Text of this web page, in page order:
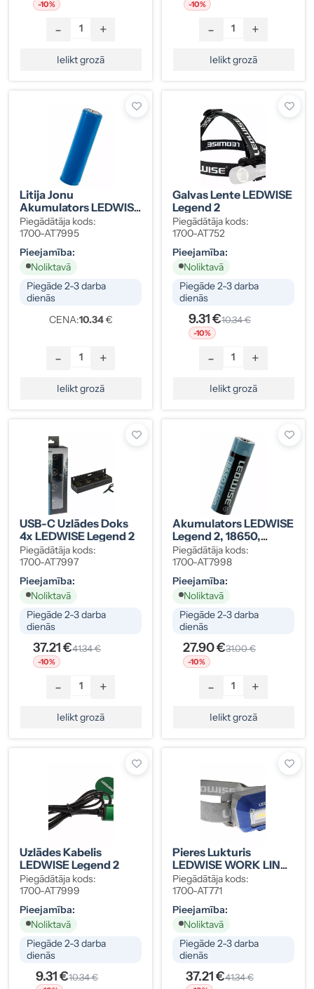
-10%
- +
Ielikt grozā
-10%
- +
Ielikt grozā
Litija Jonu
Akumulators LEDWISE
Battery SP ECOKIT
18650 2200mAh
Piegādātāja kods:
1700-AT7995
Pieejamība:
Noliktavā
Piegāde 2-3 darba
dienās
CENA:10.34€
- +
Ielikt grozā
Galvas Lente LEDWISE
Legend 2
Piegādātāja kods:
1700-AT752
Pieejamība:
Noliktavā
Piegāde 2-3 darba
dienās
9.31 €10.34 €
-10%
- +
Ielikt grozā
USB-C Uzlādes Doks
4x LEDWISE Legend 2
Piegādātāja kods:
1700-AT7997
Pieejamība:
Noliktavā
Piegāde 2-3 darba
dienās
37.21 €41.34 €
-10%
- +
Ielikt grozā
Akumulators LEDWISE
Legend 2, 18650,
3500mAh, 12,6Wh
Piegādātāja kods:
1700-AT7998
Pieejamība:
Noliktavā
Piegāde 2-3 darba
dienās
27.90 €31.00 €
-10%
- +
Ielikt grozā
Uzlādes Kabelis
LEDWISE Legend 2
Piegādātāja kods:
1700-AT7999
Pieejamība:
Noliktavā
Piegāde 2-3 darba
dienās
9.31 €10.34 €
Pieres Lukturis
LEDWISE WORK LINE
Uzlādējams 1500mAh
Piegādātāja kods:
1700-AT771
Pieejamība:
Noliktavā
Piegāde 2-3 darba
dienās
37.21 €41.34 €